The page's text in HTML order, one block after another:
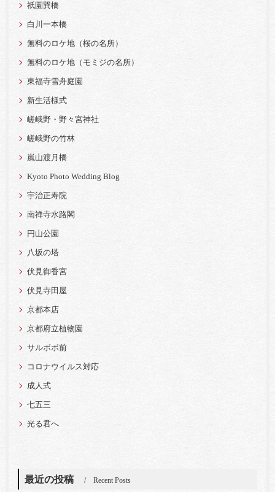
祇園巽橋
白川一本橋
無料のロケ地（桜の名所）
無料のロケ地（モミジの名所）
東福寺雪舟庭園
新生活様式
嵯峨野・野々宮神社
嵯峨野の竹林
嵐山渡月橋
Kyoto Photo Wedding Blog
宇治正寿院
南禅寺水路閣
円山公園
八坂の塔
伏見御香宮
伏見寺田屋
京都本店
京都府立植物園
サルボボ前
コロナウイルス対応
成人式
七五三
光る君へ
最近の投稿 Recent Posts